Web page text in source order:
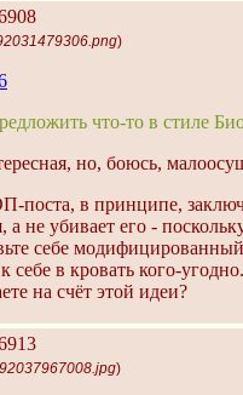
)
что-то в стиле
но, боюсь,
поста, в принципе,
а не убивает его -
себе
себе в кровать кого-
на счёт этой идеи?
)